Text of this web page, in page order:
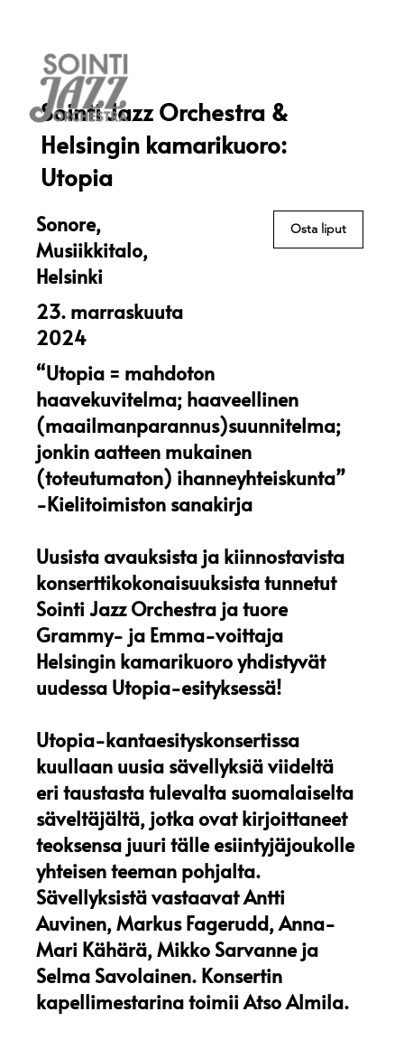
Sointi Jazz Orchestra &
Helsingin kamarikuoro:
Utopia
Sonore,
Musiikkitalo,
Helsinki
23. marraskuuta
2024
“Utopia = mahdoton
haavekuvitelma; haaveellinen
(maailmanparannus)suunnitelma;
jonkin aatteen mukainen
(toteutumaton) ihanneyhteiskunta”
-Kielitoimiston sanakirja
Uusista avauksista ja kiinnostavista
konserttikokonaisuuksista tunnetut
Sointi Jazz Orchestra ja tuore
Grammy- ja Emma-voittaja
Helsingin kamarikuoro yhdistyvät
uudessa Utopia-esityksessä!
Utopia-kantaesityskonsertissa
kuullaan uusia sävellyksiä viideltä
eri taustasta tulevalta suomalaiselta
säveltäjältä, jotka ovat kirjoittaneet
teoksensa juuri tälle esiintyjäjoukolle
yhteisen teeman pohjalta.
Sävellyksistä vastaavat Antti
Auvinen, Markus Fagerudd, Anna-
Mari Kähärä, Mikko Sarvanne ja
Selma Savolainen. Konsertin
kapellimestarina toimii Atso Almila.
Osta liput